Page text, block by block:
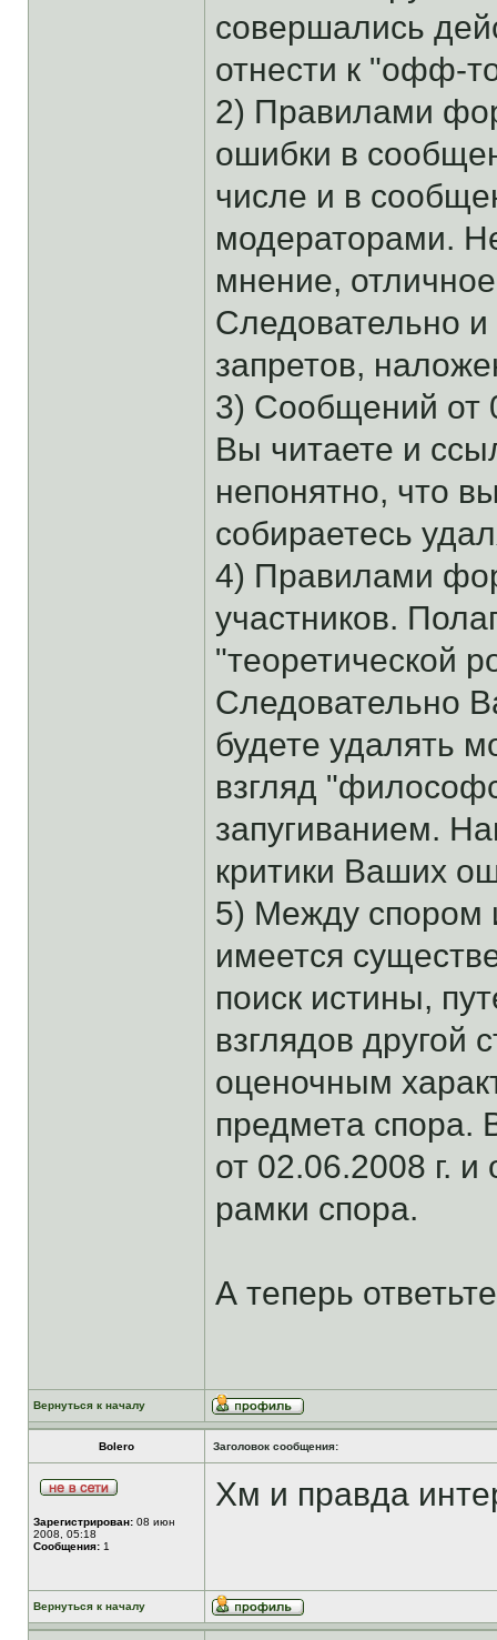
совершались
отнести к "офф-
2) Правилами
ошибки в
числе и в
модераторами.
мнение,
Следовательно и
запретов,
3) Сообщений от
Вы читаете и
непонятно, что
собираетесь
4) Правилами
участников.
"теоретической
Следовательно
будете удалять
взгляд
запугиванием.
критики Ваших
5) Между спором
имеется
поиск истины,
взглядов другой
оценочным
предмета спора.
от 02.06.2008 г.
рамки спора.
А теперь
Вернуться к началу
Bolero Заголовок сообщения:
Зарегистрирован: 08 июн
2008, 05:18
Сообщения: 1
Хм и правда
Вернуться к началу